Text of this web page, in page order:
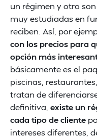
un régimen y otro
muy estudiadas en
reciben. Así, por
con los precios para
opción más
básicamente es el
piscinas,
tratan de
definitiva, existe un
cada tipo de cliente
intereses diferentes,